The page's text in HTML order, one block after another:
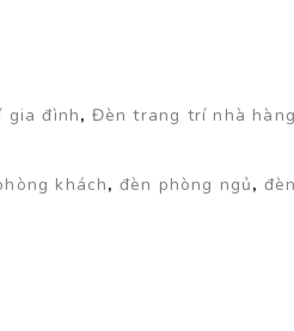
đình, Đèn trang trí nhà
khách, đèn phòng ngủ,